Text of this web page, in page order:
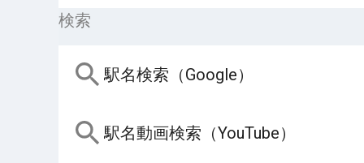
検索
駅名検索（Google）
駅名動画検索（YouTube）